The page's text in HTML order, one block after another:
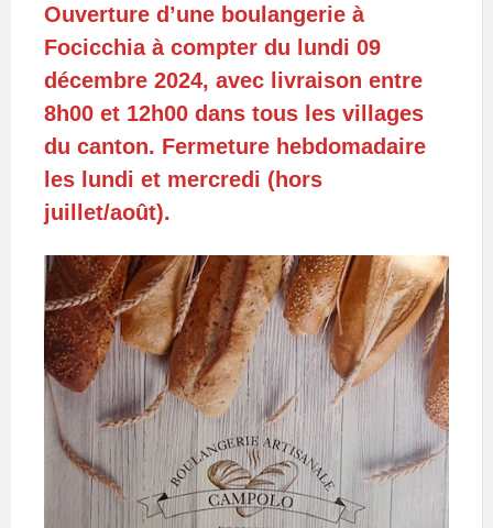
Ouverture d’une boulangerie à
Focicchia à compter du lundi 09
décembre 2024, avec livraison entre
8h00 et 12h00 dans tous les villages
du canton. Fermeture hebdomadaire
les lundi et mercredi (hors
juillet/août).